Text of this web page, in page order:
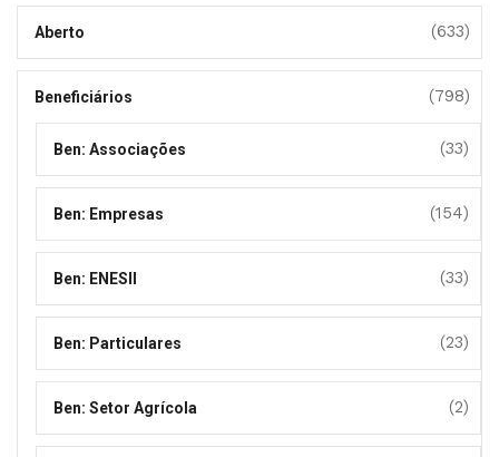
Aberto (633)
Beneficiários (798)
Ben: Associações (33)
Ben: Empresas (154)
Ben: ENESII (33)
Ben: Particulares (23)
Ben: Setor Agrícola (2)